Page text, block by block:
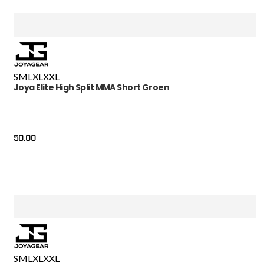
SML XL XXL
Joya Elite High Split MMA Short Groen
50.00
SMLXLXXL